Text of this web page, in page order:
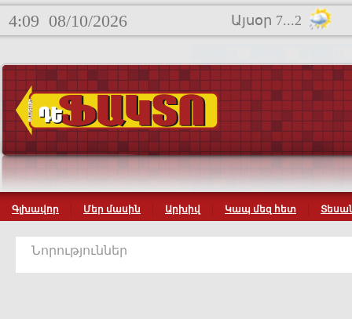
4:09 08/10/2026 Այսօր 7...2
Գլխավոր Մեր մասին Արխիվ Կապ մեզ հետ
Նորություններ